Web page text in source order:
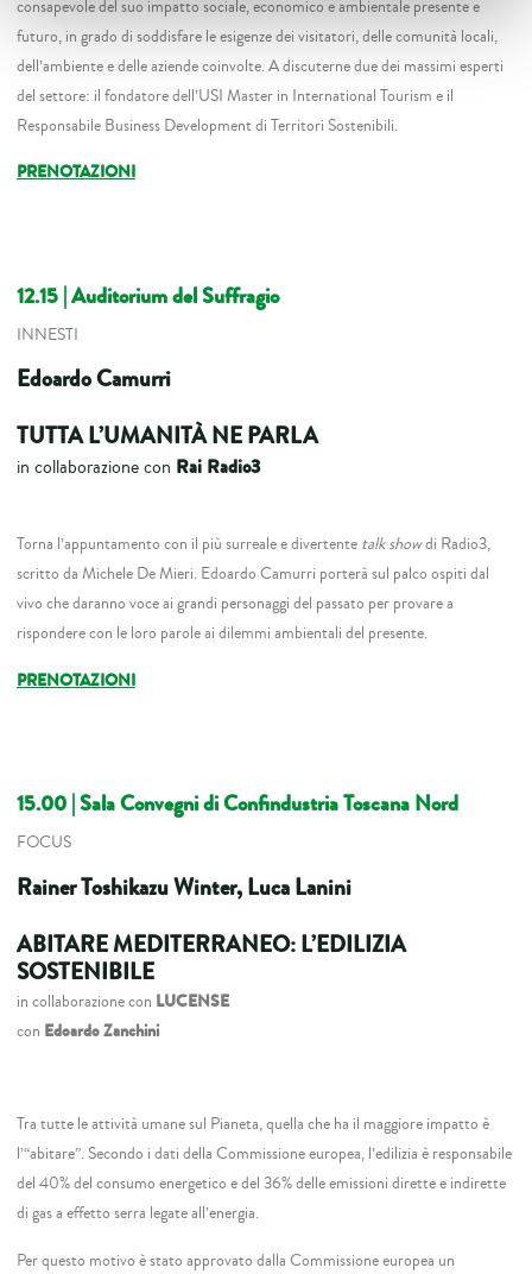
consapevole del suo impatto sociale, economico e ambientale presente e
futuro, in grado di soddisfare le esigenze dei visitatori, delle comunità locali,
dell’ambiente e delle aziende coinvolte. A discuterne due dei massimi esperti
del settore: il fondatore dell’USI Master in International Tourism e il
Responsabile Business Development di Territori Sostenibili.
PRENOTAZIONI
12.15 | Auditorium del Suffragio
INNESTI
Edoardo Camurri
TUTTA L’UMANITÀ NE PARLA
in collaborazione con Rai Radio3
Torna l’appuntamento con il più surreale e divertentetalk showdi Radio3,
scritto da Michele De Mieri. Edoardo Camurri porterà sul palco ospiti dal
vivo che daranno voce ai grandi personaggi del passato per provare a
rispondere con le loro parole ai dilemmi ambientali del presente.
PRENOTAZIONI
15.00 | Sala Convegni di Confindustria Toscana Nord
FOCUS
Rainer Toshikazu Winter, Luca Lanini
ABITARE MEDITERRANEO: L’EDILIZIA
SOSTENIBILE
in collaborazione con LUCENSE
con Edoardo Zanchini
Tra tutte le attività umane sul Pianeta, quella che ha il maggiore impatto è
l’“abitare”. Secondo i dati della Commissione europea, l’edilizia è responsabile
del 40% del consumo energetico e del 36% delle emissioni dirette e indirette
di gas a effetto serra legate all’energia.
Per questo motivo è stato approvato dalla Commissione europea un